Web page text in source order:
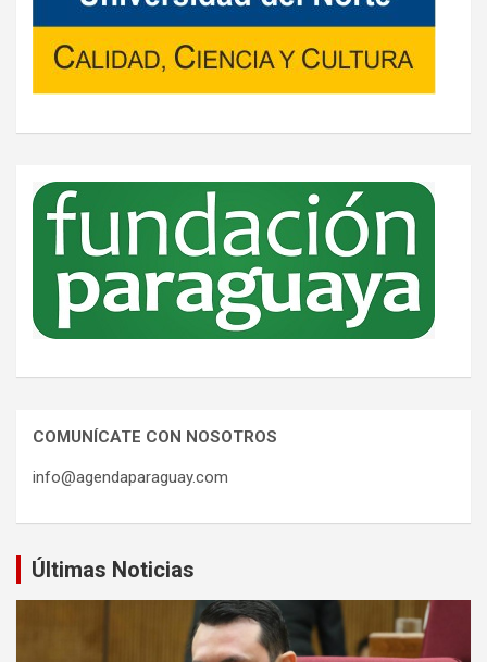
COMUNÍCATE CON NOSOTROS
info@agendaparaguay.com
Últimas Noticias